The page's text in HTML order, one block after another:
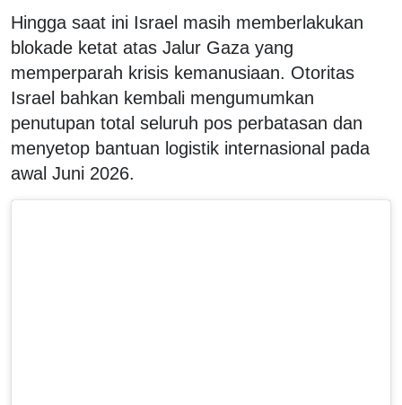
Hingga saat ini Israel masih memberlakukan
blokade ketat atas Jalur Gaza yang
memperparah krisis kemanusiaan. Otoritas
Israel bahkan kembali mengumumkan
penutupan total seluruh pos perbatasan dan
menyetop bantuan logistik internasional pada
awal Juni 2026.